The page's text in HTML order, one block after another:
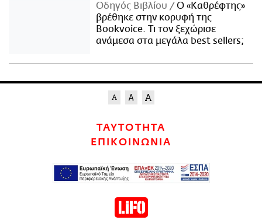
Οδηγός Βιβλίου
Ο «Καθρέφτης»
βρέθηκε στην κορυφή της
Bookvoice. Τι τον ξεχώρισε
ανάμεσα στα μεγάλα best sellers;
ΤΑΥΤΟΤΗΤΑ
ΕΠΙΚΟΙΝΩΝΙΑ